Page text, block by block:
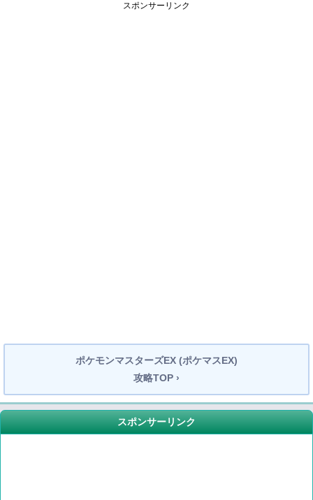
スポンサーリンク
ポケモンマスターズEX (ポケマスEX)
攻略TOP ›
スポンサーリンク